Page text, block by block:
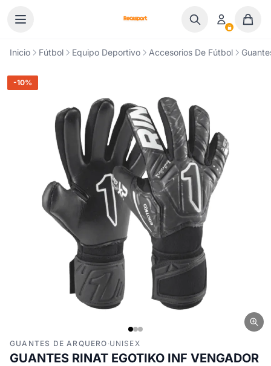
Inicio Fútbol Equipo Deportivo Accesorios De Fútbol
-10%
GUANTES DE ARQUERO ·UNISEX
GUANTES RINAT EGOTIKO INF VENGADOR